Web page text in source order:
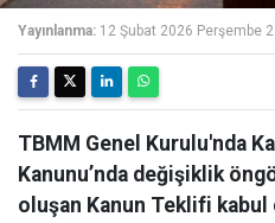
Yayınlanma: 12 Şubat 2026 Perşembe
TBMM Genel Kurulu'nda
Kanunu’nda değişiklik
oluşan Kanun Teklifi kabul